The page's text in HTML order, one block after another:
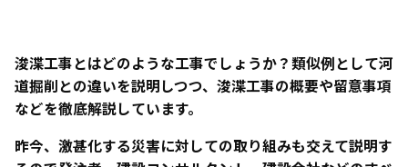
浚渫工事とはどのような工事でしょうか？類似例として河
道掘削との違いを説明しつつ、浚渫工事の概要や留意事項
などを徹底解説しています。
昨今、激甚化する災害に対しての取り組みも交えて説明す